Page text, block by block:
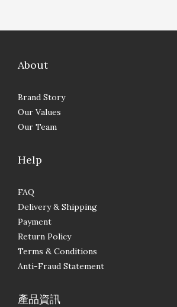
About
Brand Story
Our Values
Our Team
Help
FAQ
Delivery & Shipping
Payment
Return Policy
Terms & Conditions
Anti-Fraud Statement
產品資訊